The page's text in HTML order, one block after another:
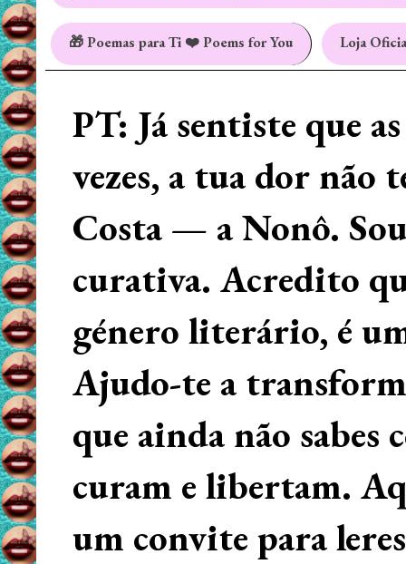
🎁 Poemas para Ti ❤️ Poems for You Loja
PT: Já sentiste que
vezes, a tua dor não
Costa — a Nonô.
curativa. Acredito
género literário, é
Ajudo-te a
que ainda não
curam e libertam.
um convite para